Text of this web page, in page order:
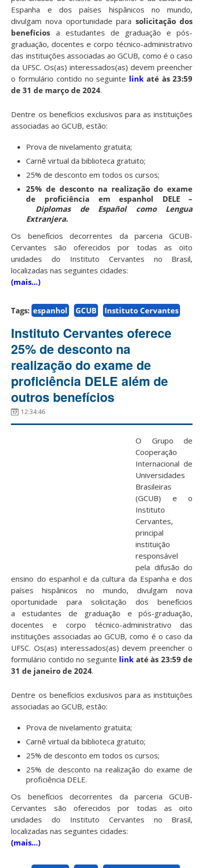
Espanha e dos países hispânicos no mundo,
divulgam nova oportunidade para solicitação dos
benefícios a estudantes de graduação e pós-
graduação, docentes e corpo técnico-administrativo
das instituições associadas ao GCUB, como é o caso
da UFSC. Os(as) interessados(as) devem preencher
o formulário contido no seguinte link até às 23:59
de 31 de março de 2024.
Dentre os benefícios exclusivos para as instituições
associadas ao GCUB, estão:
Prova de nivelamento gratuita;
Carnê virtual da biblioteca gratuito;
25% de desconto em todos os cursos;
25% de desconto na realização do exame
de proficiência em espanhol DELE –
Diplomas de Español como Lengua
Extranjera.
Os benefícios decorrentes da parceria GCUB-
Cervantes são oferecidos por todas as oito
unidades do Instituto Cervantes no Brasil,
localizadas nas seguintes cidades:
(mais…)
Tags: espanhol GCUB Instituto Cervantes
Instituto Cervantes oferece
25% de desconto na
realização do exame de
proficiência DELE além de
outros benefícios
12:34:46
O Grupo de
Cooperação
Internacional de
Universidades
Brasileiras
(GCUB) e o
Instituto
Cervantes,
principal
instituição
responsável
pela difusão do
ensino do espanhol e da cultura da Espanha e dos
países hispânicos no mundo, divulgam nova
oportunidade para solicitação dos benefícios
a estudantes de graduação e pós-graduação,
docentes e corpo técnico-administrativo das
instituições associadas ao GCUB, como é o caso da
UFSC. Os(as) interessados(as) devem preencher o
formulário contido no seguinte link até às 23:59 de
31 de janeiro de 2024.
Dentre os benefícios exclusivos para as instituições
associadas ao GCUB, estão:
Prova de nivelamento gratuita;
Carnê virtual da biblioteca gratuito;
25% de desconto em todos os cursos;
25% de desconto na realização do exame de
proficiência DELE.
Os benefícios decorrentes da parceria GCUB-
Cervantes são oferecidos por todas as oito
unidades do Instituto Cervantes no Brasil,
localizadas nas seguintes cidades:
(mais…)